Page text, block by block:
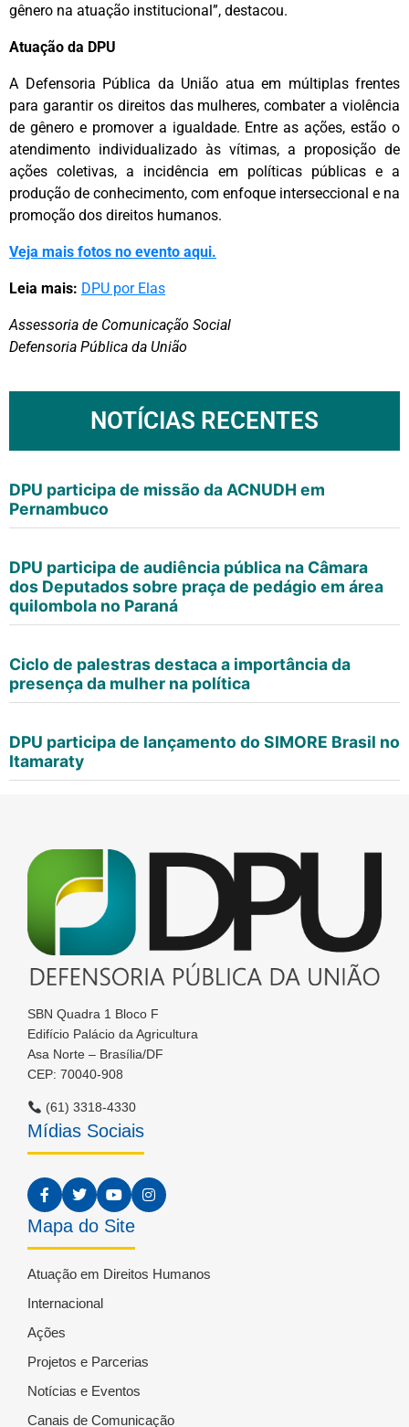
gênero na atuação institucional”, destacou.
Atuação da DPU
A Defensoria Pública da União atua em múltiplas frentes
para garantir os direitos das mulheres, combater a violência
de gênero e promover a igualdade. Entre as ações, estão o
atendimento individualizado às vítimas, a proposição de
ações coletivas, a incidência em políticas públicas e a
produção de conhecimento, com enfoque interseccional e na
promoção dos direitos humanos.
Veja mais fotos no evento aqui.
Leia mais: DPU por Elas
Assessoria de Comunicação Social
Defensoria Pública da União
NOTÍCIAS RECENTES
DPU participa de missão da ACNUDH em
Pernambuco
DPU participa de audiência pública na Câmara
dos Deputados sobre praça de pedágio em área
quilombola no Paraná
Ciclo de palestras destaca a importância da
presença da mulher na política
DPU participa de lançamento do SIMORE Brasil no
Itamaraty
SBN Quadra 1 Bloco F
Edifício Palácio da Agricultura
Asa Norte – Brasília/DF
CEP: 70040-908
(61) 3318-4330
Mídias Sociais
Mapa do Site
Atuação em Direitos Humanos
Internacional
Ações
Projetos e Parcerias
Notícias e Eventos
Canais de Comunicação